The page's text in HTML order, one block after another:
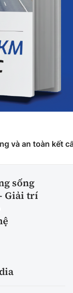
và an toàn kết
sống
Giải trí